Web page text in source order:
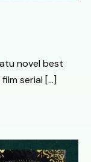
novel best
serial […]